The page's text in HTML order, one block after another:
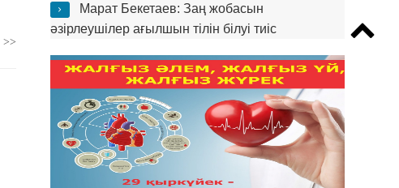
>>
Марат Бекетаев: Заң жобасын
әзірлеушілер ағылшын тілін білуі тиіс